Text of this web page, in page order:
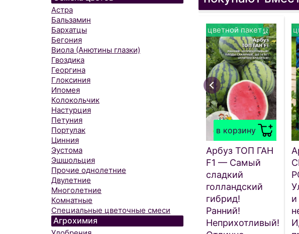
Астра
Бальзамин
Бархатцы
Бегония
Виола (Анютины глазки)
Гвоздика
Георгина
Глоксиния
Ипомея
Колокольчик
Настурция
Петуния
Портулак
Цинния
Эустома
Эшшольция
Прочие однолетние
Двулетние
Многолетние
Комнатные
Специальные цветочные смеси
Агрохимия
в корзину
цветной пакет
Арбуз ТОП ГАН
F1 — Самый
сладкий
голландский
гибрид!
Ранний!
Неприхотливый!
и